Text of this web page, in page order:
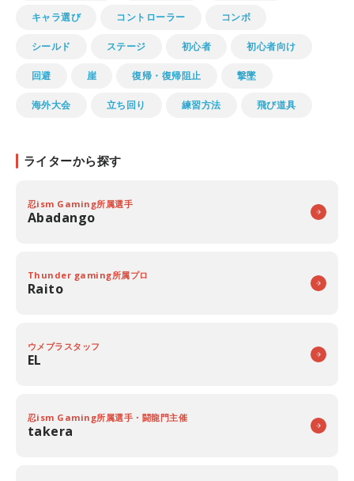
キャラ選び コントローラー コンボ
シールド ステージ 初心者 初心者向け
回避 崖 復帰・復帰阻止 撃墜
海外大会 立ち回り 練習方法 飛び道具
ライターから探す
忍ism Gaming所属選手
Abadango
Thunder gaming所属プロ
Raito
ウメブラスタッフ
EL
忍ism Gaming所属選手・闘龍門主催
takera